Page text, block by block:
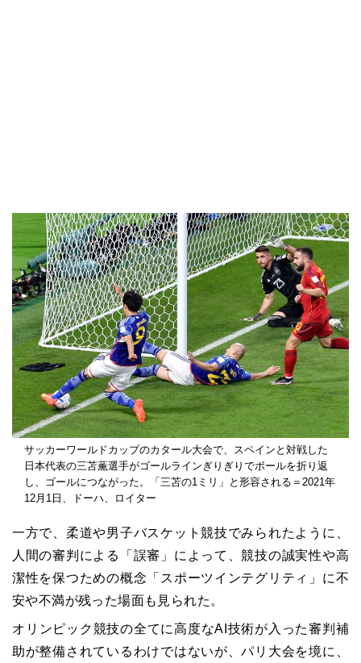
サッカーワールドカップのカタール大会で、スペインと対戦した
日本代表の三苫薫選手がゴールラインぎりぎりでボールを折り返
し、ゴールにつながった。「三苫の1ミリ」と形容される＝2021年
12月1日、ドーハ、ロイター
一方で、柔道や男子バスケット競技でみられたように、
人間の審判による「誤審」によって、競技の誠実性や高
潔性を保つための概念「スポーツインテグリティ」に不
安や不満が残った場面も見られた。
オリンピック競技の全てに高度なAI技術が入った審判補
助が整備されているわけではないが、パリ大会を境に、